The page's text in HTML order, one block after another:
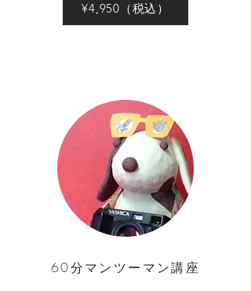
¥4,950（税込）
60分マンツーマン講座